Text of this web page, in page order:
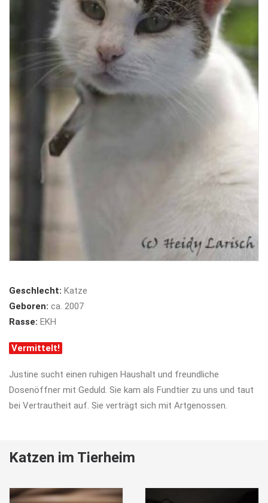
Geschlecht: Katze
Geboren: ca. 2007
Rasse: EKH
Vermittelt!
Justine sucht einen ruhigen Haushalt und freundliche
Dosenöffner mit Geduld. Sie kam als Fundtier zu uns und taut
bei Vertrautheit auf. Sie verträgt sich mit Artgenossen.
Katzen im Tierheim